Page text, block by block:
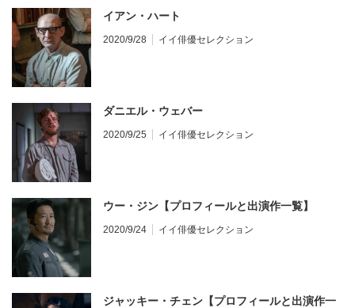
イアン・ハート
2020/9/28 イイ俳優セレクション
ダニエル・ウェバー
2020/9/25 イイ俳優セレクション
ウー・ジン【プロフィールと出演作一覧】
2020/9/24 イイ俳優セレクション
ジャッキー・チェン【プロフィールと出演作一